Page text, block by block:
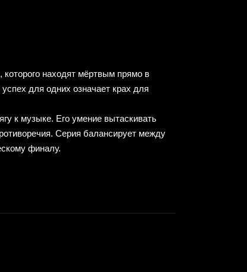
находят мёртвым прямо в
для одних означает крах для
к музыке. Его умение вытаскивать
Серия балансирует между
финалу.